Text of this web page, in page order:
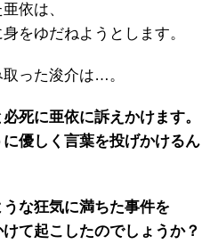
依は、
をゆだねようとします。
った浚介は…。
死に亜依に訴えかけます。
優しく言葉を投げかけるん
な狂気に満ちた事件を
て起こしたのでしょうか？